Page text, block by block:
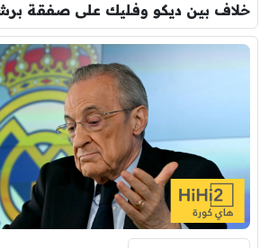
خلاف بين ديكو وفليك على صفقة